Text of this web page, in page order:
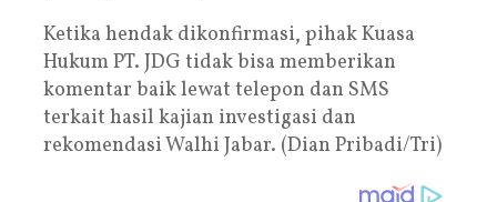
Ketika hendak dikonfirmasi, pihak Kuasa
Hukum PT. JDG tidak bisa memberikan
komentar baik lewat telepon dan SMS
terkait hasil kajian investigasi dan
rekomendasi Walhi Jabar. (Dian Pribadi/Tri)